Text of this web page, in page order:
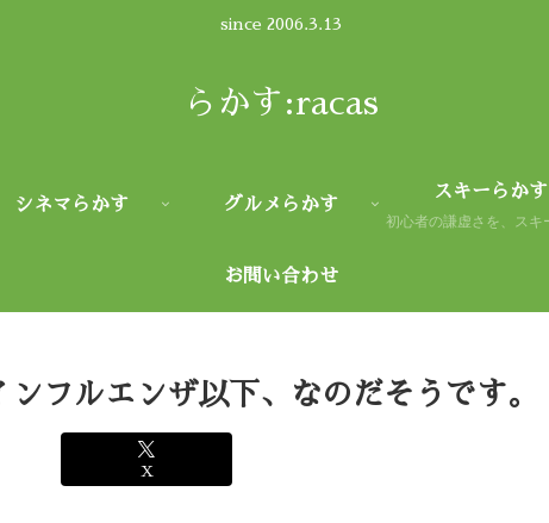
since 2006.3.13
らかす:racas
シネマらかす グルメらかす
スキーらかす
お問い合わせ
フルエンザ以下、なのだそうです。
X